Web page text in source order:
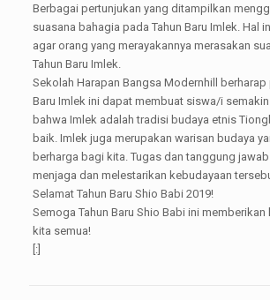
Berbagai pertunjukan yang ditampilkan
suasana bahagia pada Tahun Baru Imlek. Hal
agar orang yang merayakannya merasakan
Tahun Baru Imlek.
Sekolah Harapan Bangsa Modernhill berharap
Baru Imlek ini dapat membuat siswa/i
bahwa Imlek adalah tradisi budaya etnis
baik. Imlek juga merupakan warisan budaya
berharga bagi kita. Tugas dan tanggung
menjaga dan melestarikan kebudayaan
Selamat Tahun Baru Shio Babi 2019!
Semoga Tahun Baru Shio Babi ini
kita semua!
[:]